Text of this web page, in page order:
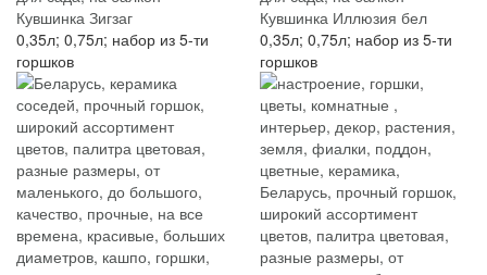
Кувшинка Зигзаг
0,35л; 0,75л; набор из 5-ти
горшков
Кувшинка Иллюзия бел
0,35л; 0,75л; набор из 5-ти
горшков